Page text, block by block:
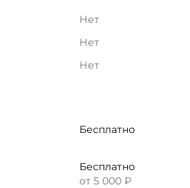
Нет
Нет
Нет
Бесплатно
Бесплатно
от 5 000 ₽